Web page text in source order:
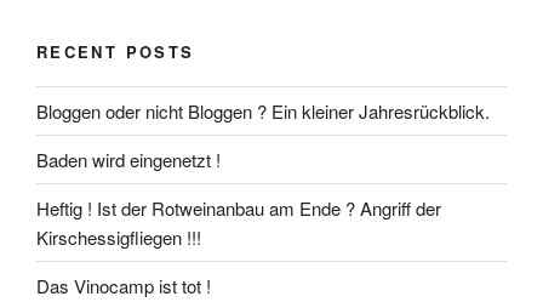
RECENT POSTS
Bloggen oder nicht Bloggen ? Ein kleiner Jahresrückblick.
Baden wird eingenetzt !
Heftig ! Ist der Rotweinanbau am Ende ? Angriff der
Kirschessigfliegen !!!
Das Vinocamp ist tot !